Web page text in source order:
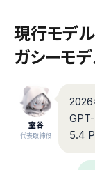
現行モデ
ガシーモ
室谷
代表取締役
2026
5.4